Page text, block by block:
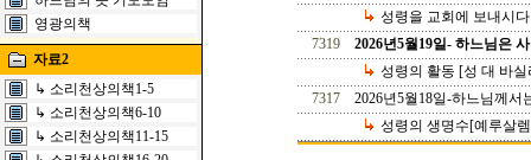
영광의책
자료2
↳ 소리천상의책1-5
↳ 소리천상의책6-10
↳ 소리천상의책11-15
성령을 교회에 보내시
7319
2026년5월19일- 하느님은
성령의 활동 [성 대 바실
7317
2026년5월18일-하느님께서
성령의 생명수[예루살